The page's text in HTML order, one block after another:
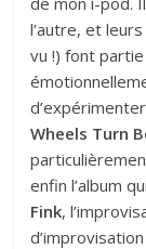
l’autre, et
vu !) font
Wheels Turn
enfin l’album
Fink,